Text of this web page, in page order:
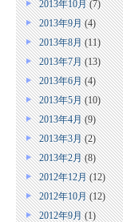
2013年10月(7)
2013年9月(4)
2013年8月(11)
2013年7月(13)
2013年6月(4)
2013年5月(10)
2013年4月(9)
2013年3月(2)
2013年2月(8)
2012年12月(12)
2012年10月(12)
2012年9月(1)